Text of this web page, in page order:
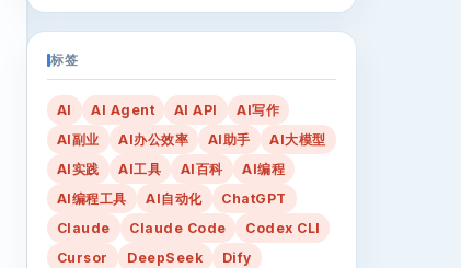
标签
AI AI Agent AI API
AI写作
AI副业
AI办公效率 AI助手
AI大模型
AI实践
AI工具 AI百科
AI编程
AI编程工具
AI自动化
ChatGPT
Claude
Claude Code
Codex CLI
Cursor
DeepSeek
Dify